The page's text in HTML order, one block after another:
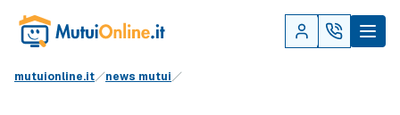
mutuionline.it news mutui